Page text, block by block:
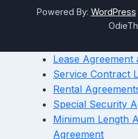
Powered By: WordPress
Lease Agreement
Service Contract
Rental
Special Security
Minimum Length
Agreement